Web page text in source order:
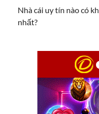
Nhà cái uy tín nào có
nhất?